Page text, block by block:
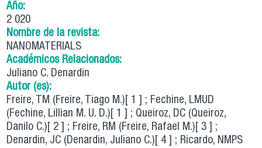
Año:
2 020
Nombre de la revista:
NANOMATERIALS
Académicos Relacionados:
Juliano C. Denardin
Autor (es):
Freire, TM (Freire, Tiago M.)[ 1 ] ; Fechine, LMUD
(Fechine, Lillian M. U. D.)[ 1 ] ; Queiroz, DC (Queiroz,
Danilo C.)[ 2 ] ; Freire, RM (Freire, Rafael M.)[ 3 ] ;
Denardin, JC (Denardin, Juliano C.)[ 4 ] ; Ricardo, NMPS